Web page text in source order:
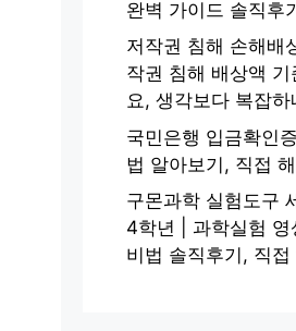
완벽 가이드 솔직후
저작권 침해 손해배
작권 침해 배상액 기
요, 생각보다 복잡하
국민은행 입금확인
법 알아보기, 직접
구몬과학 실험도구
4학년 | 과학실험 영
비법 솔직후기, 직